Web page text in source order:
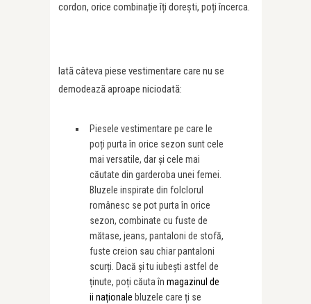
cordon, orice combinație îți dorești, poți încerca.
Iată câteva piese vestimentare care nu se
demodează aproape niciodată:
Piesele vestimentare pe care le
poți purta în orice sezon sunt cele
mai versatile, dar și cele mai
căutate din garderoba unei femei.
Bluzele inspirate din folclorul
românesc se pot purta în orice
sezon, combinate cu fuste de
mătase, jeans, pantaloni de stofă,
fuste creion sau chiar pantaloni
scurți. Dacă și tu iubești astfel de
ținute, poți căuta în magazinul de
ii naționale bluzele care ți se